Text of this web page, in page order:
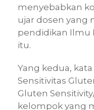
menyebabkan
ujar dosen yang
pendidikan Ilmu
itu.
Yang kedua,
Sensitivitas
Gluten
kelompok yang